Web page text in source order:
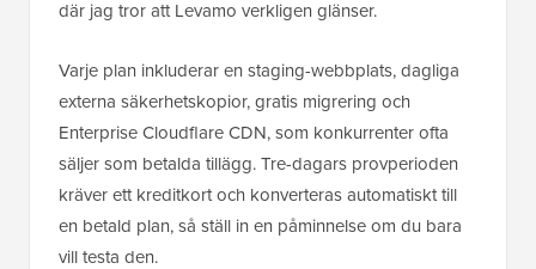
där jag tror att Levamo verkligen glänser.
Varje plan inkluderar en staging-webbplats, dagliga
externa säkerhetskopior, gratis migrering och
Enterprise Cloudflare CDN, som konkurrenter ofta
säljer som betalda tillägg. Tre-dagars provperioden
kräver ett kreditkort och konverteras automatiskt till
en betald plan, så ställ in en påminnelse om du bara
vill testa den.